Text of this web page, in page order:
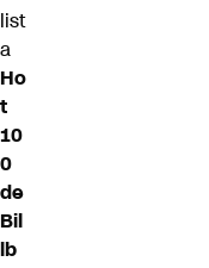
list
a
Ho
t
10
0
de
Bil
lb